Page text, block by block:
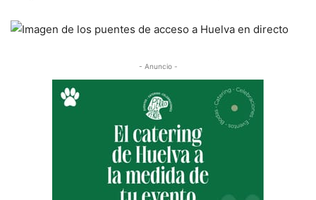
- Anuncio -